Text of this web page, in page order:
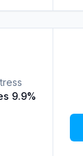
9.9%